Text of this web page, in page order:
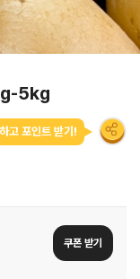
5kg
고 포인트 받기!
쿠폰 받기